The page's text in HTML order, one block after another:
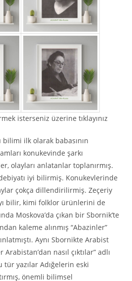
isterseniz üzerine tıklayınız
ilk olarak babasının
konukevinde şarkı
olayları anlatanlar toplanırmış.
iyi bilirmiş. Konukevlerinde
çokça dillendirilirmiş. Zeçeriy
bilir, kimi folklor ürünlerini de
Moskova’da çıkan bir Sbornik’te
kaleme alınmış “Abazinler”
Aynı Sbornikte Arabist
Arabistan’dan nasıl çıktılar” adlı
tür yazılar Adığelerin eski
önemli bilimsel